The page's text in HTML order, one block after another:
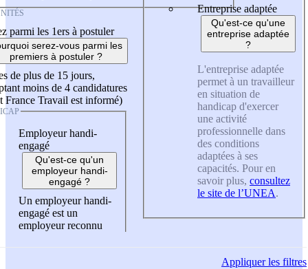
parmi les 1ers à postuler
serez-vous parmi les
premiers à postuler ?
de plus de 15 jours,
moins de 4 candidatures
France Travail est informé)
Employeur handi-
engagé
Qu'est-ce qu'un
employeur handi-
engagé ?
Un employeur handi-
engagé est un
employeur reconnu
Entreprise adaptée
Qu'est-ce qu'une
entreprise adaptée
?
L'entreprise adaptée
permet à un travailleur
en situation de
handicap d'exercer
une activité
professionnelle dans
des conditions
adaptées à ses
capacités. Pour en
savoir plus, consultez
le site de l’UNEA.
Appliquerles filtres